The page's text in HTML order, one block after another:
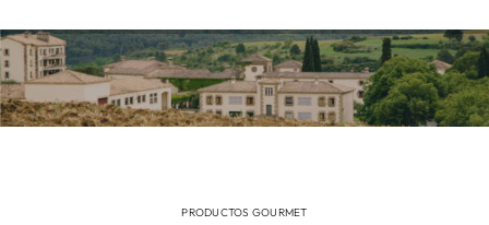
Quiénes somos
Productos gourmet
PRODUCTOS GOURMET